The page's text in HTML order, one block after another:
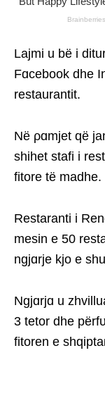
Lajmi u bë i
Fɑcebook dhe
restaurantit.
Në ρɑmjet që
shihet stafi i
fitore të madhe.
Restaranti i
mesin e 50
ngjɑrje kjo e
Ngjɑrjɑ u
3 tetor dhe
fitoren e